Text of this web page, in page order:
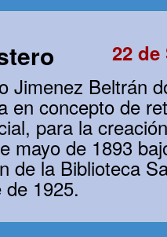
22
Jimenez Beltrán
en concepto de
para la
mayo de 1893
de la Biblioteca
1925.